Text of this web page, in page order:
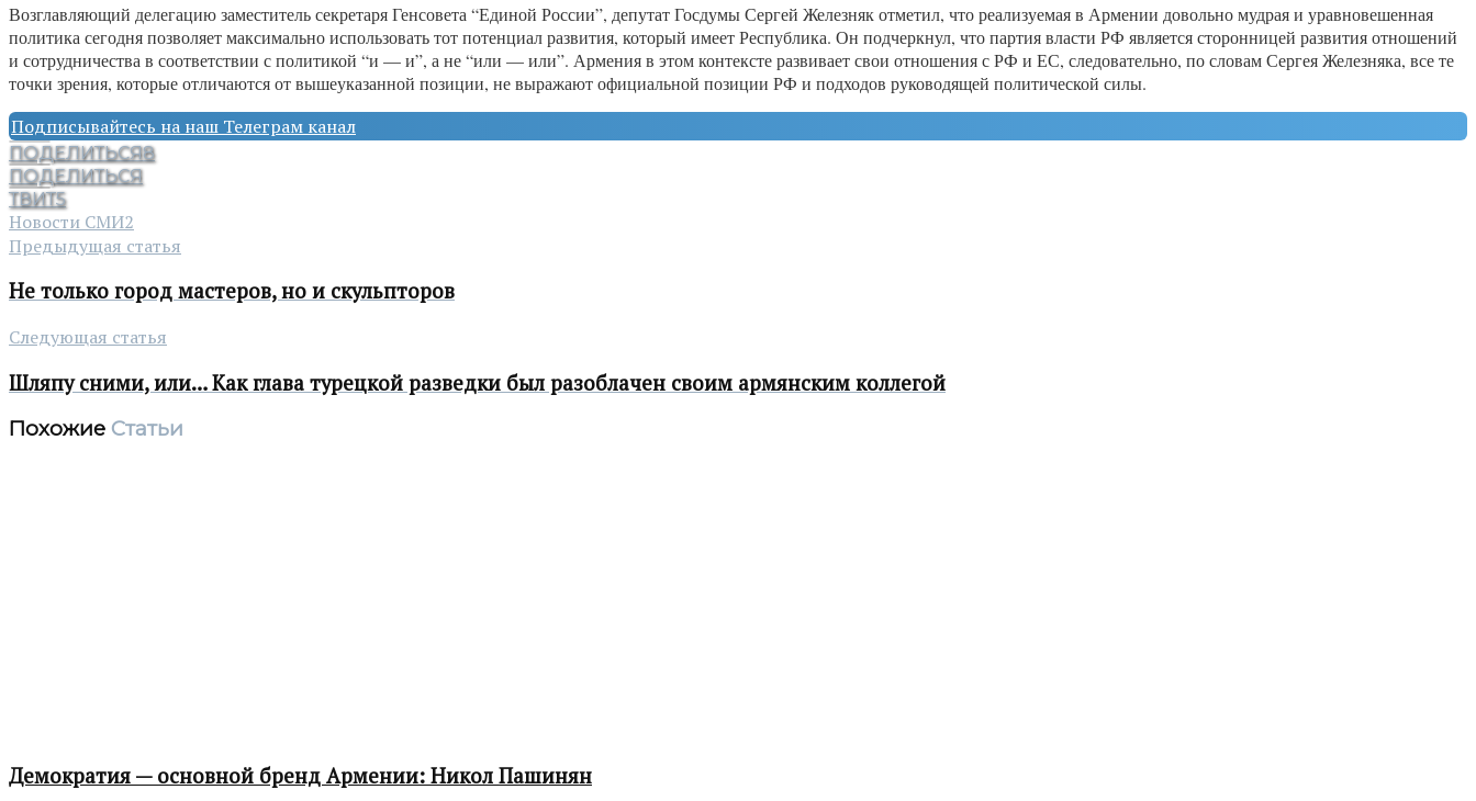
Возглавляющий делегацию заместитель секретаря Генсовета “Единой России”, депутат Госдумы Сергей Железняк отметил, что реализуемая в Армении довольно мудрая и уравновешенная
политика сегодня позволяет максимально использовать тот потенциал развития, который имеет Республика. Он подчеркнул, что партия власти РФ является сторонницей развития отношений
и сотрудничества в соответствии с политикой “и — и”, а не “или — или”. Армения в этом контексте развивает свои отношения с РФ и ЕС, следовательно, по словам Сергея Железняка, все те
точки зрения, которые отличаются от вышеуказанной позиции, не выражают официальной позиции РФ и подходов руководящей политической силы.
Подписывайтесь на наш Телеграм канал
ПОДЕЛИТЬСЯ8
ПОДЕЛИТЬСЯ
ТВИТ5
Новости СМИ2
Предыдущая статья
Не только город мастеров, но и скульпторов
Следующая статья
Шляпу сними, или… Как глава турецкой разведки был разоблачен своим армянским коллегой
Похожие Статьи
Демократия — основной бренд Армении: Никол Пашинян